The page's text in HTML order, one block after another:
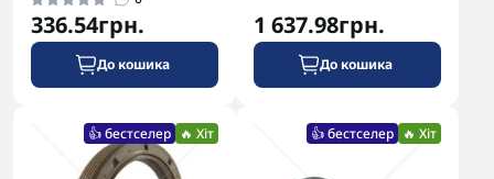
336.54грн.
До кошика
1 637.98грн.
До кошика
👍 бестселер 🔥 Хіт 👍 бестселер 🔥 Хіт